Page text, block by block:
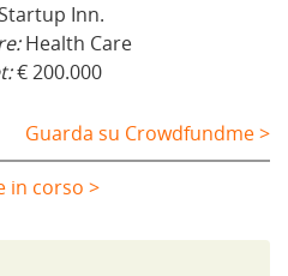
Startup Inn.
Health Care
€ 200.000
Guarda su Crowdfundme >
in corso >